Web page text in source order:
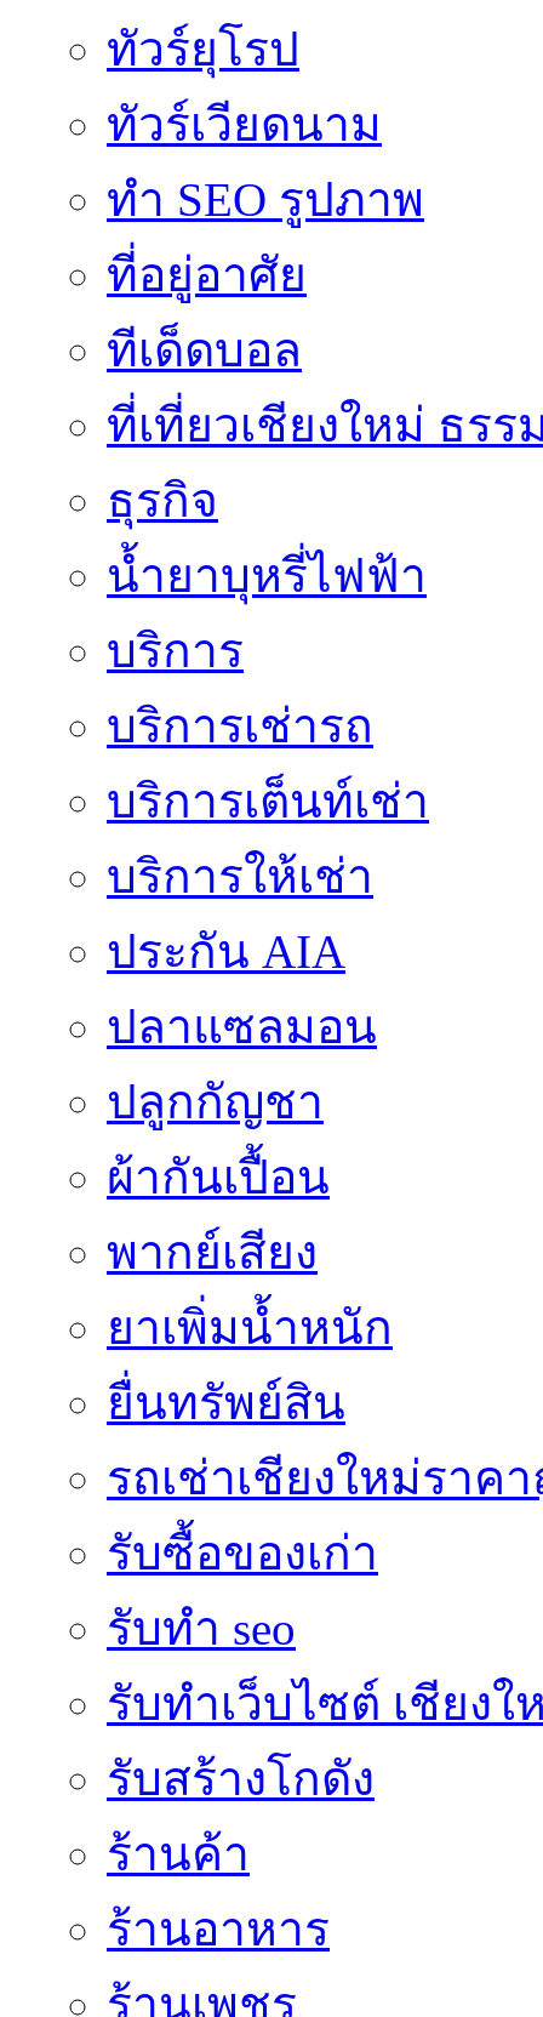
ทัวร์ยุโรป
ทัวร์เวียดนาม
ทำ SEO รูปภาพ
ที่อยู่อาศัย
ทีเด็ดบอล
ที่เที่ยวเชียงใหม่ ธรร
ธุรกิจ
น้ำยาบุหรี่ไฟฟ้า
บริการ
บริการเช่ารถ
บริการเต็นท์เช่า
บริการให้เช่า
ประกัน AIA
ปลาแซลมอน
ปลูกกัญชา
ผ้ากันเปื้อน
พากย์เสียง
ยาเพิ่มน้ำหนัก
ยื่นทรัพย์สิน
รถเช่าเชียงใหม่ราค
รับซื้อของเก่า
รับทำ seo
รับทำเว็บไซต์ เชียงใ
รับสร้างโกดัง
ร้านค้า
ร้านอาหาร
ร้านเพชร